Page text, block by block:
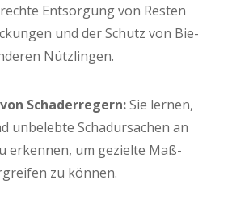
Ent­sor­gung von Res­ten
und der Schutz von Bie­
Nützlingen.
Scha­der­re­gern:Sie ler­nen,
unbe­leb­te Schad­ur­sa­chen an
erken­nen, um geziel­te Maß­
zu können.